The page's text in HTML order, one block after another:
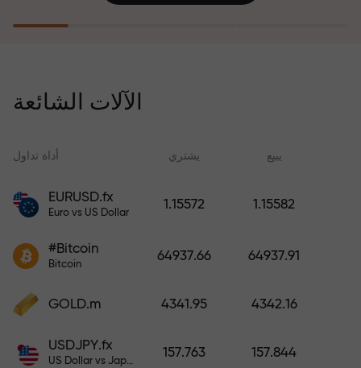
من المال.
خسائرك ويضمن لك مضاعفة أرباحك
ثلاث مرات خلال ستة أشهر. تداول
مطبعياً. كلما زاد مبلغ الإيداع، زادت
الآلات الشائعة
أداة تداول يشتري يبيع
EURUSD.fx
Euro vs US Dollar
1.15572 1.15582
#Bitcoin
Bitcoin
64937.66 64937.91
GOLD.m 4341.95 4342.16
USDJPY.fx
US Dollar vs Japanese Yen
157.763 157.844